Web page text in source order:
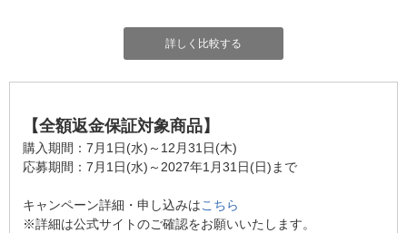
詳しく比較する
【全額返金保証対象商品】
購入期間：7月1日(水)～12月31日(木)
応募期間：7月1日(水)～2027年1月31日(日)まで
キャンペーン詳細・申し込みはこちら
※詳細は公式サイトのご確認をお願いいたします。